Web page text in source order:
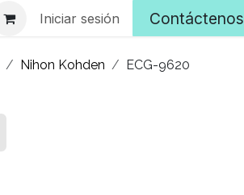
Iniciar sesión Contáctenos
Nihon Kohden ECG-9620